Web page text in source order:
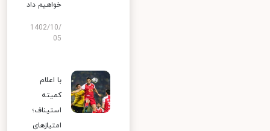
خواهیم داد
1402/10/
05
با اعلام
کمیته
استیناف؛
امتیازهای